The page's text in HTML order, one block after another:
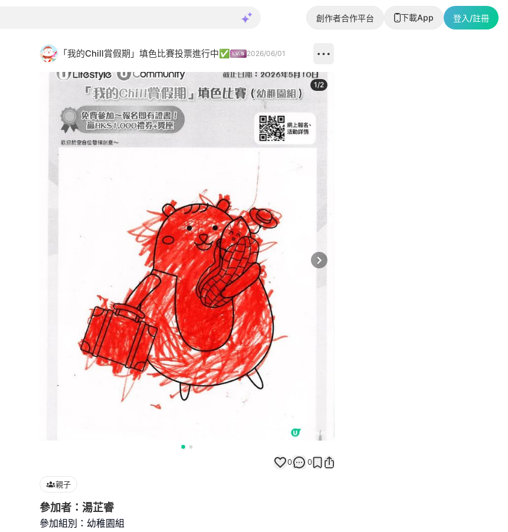
創作者合作平台 下載App 登入/註冊
「我的Chill賞假期」填色比賽投票進行中✅ 2026/06/01
Next slide
1/2
0 0
親子
參加者：湯芷睿
參加組別：幼稚園組